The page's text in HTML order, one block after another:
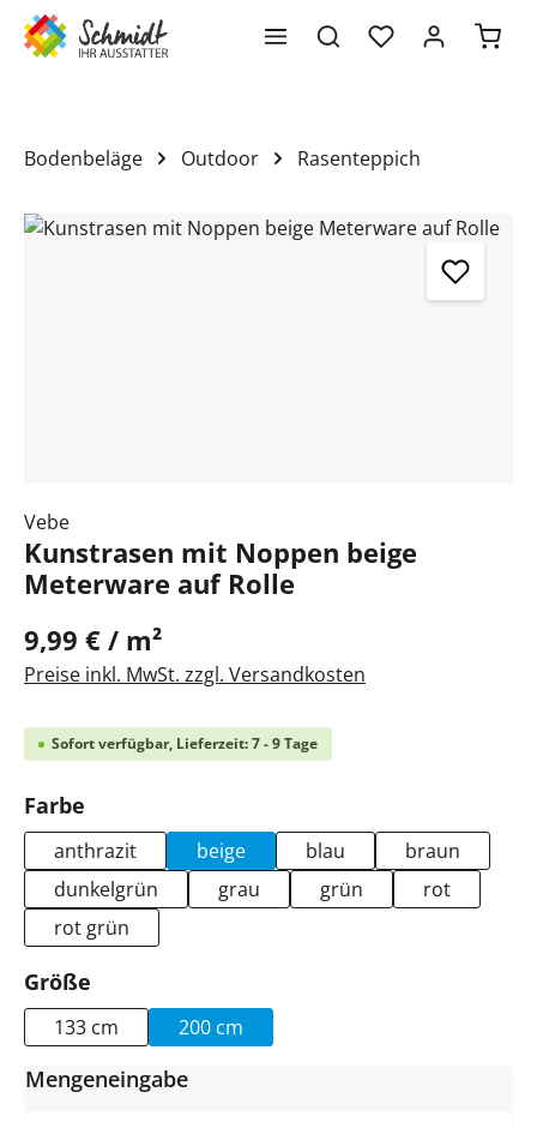
springen
Bodenbeläge Outdoor Rasenteppich
Bildergalerie überspringen
Vebe
Kunstrasen mit Noppen beige
Meterware auf Rolle
9,99 € / m²
Preise inkl. MwSt. zzgl. Versandkosten
Sofort verfügbar, Lieferzeit: 7 - 9 Tage
Farbe
anthrazit beige blau
braun
dunkelgrün
grau grün
rot
rot grün
Größe
133 cm 200 cm
Mengeneingabe